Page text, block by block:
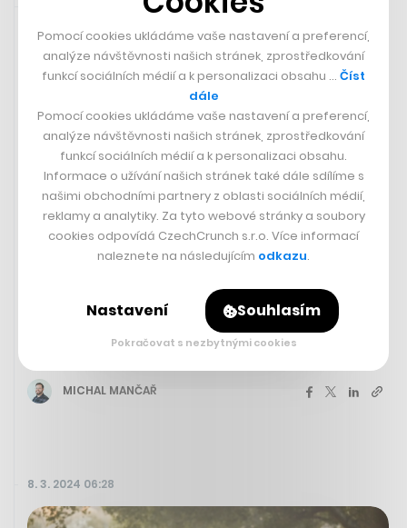
dějepis. Ve školách se může
prosadit jako Arma u vojáků, říká
Marek Španěl
MICHAL MANČAŘ
8. 3. 2024 06:28
Pomocí cookies ukládáme vaše nastavení a preferencí,
analýze návštěvnosti našich stránek, zprostředkování
funkcí sociálních médií a k personalizaci obsahu … Číst
dále
Pomocí cookies ukládáme vaše nastavení a preferencí,
analýze návštěvnosti našich stránek, zprostředkování
funkcí sociálních médií a k personalizaci obsahu.
Informace o užívání našich stránek také dále sdílíme s
našimi obchodními partnery z oblasti sociálních médií,
reklamy a analytiky. Za tyto webové stránky a soubory
cookies odpovídá CzechCrunch s.r.o. Více informací
naleznete na následujícím odkazu.
Nastavení Souhlasím
Pokračovat s nezbytnými cookies